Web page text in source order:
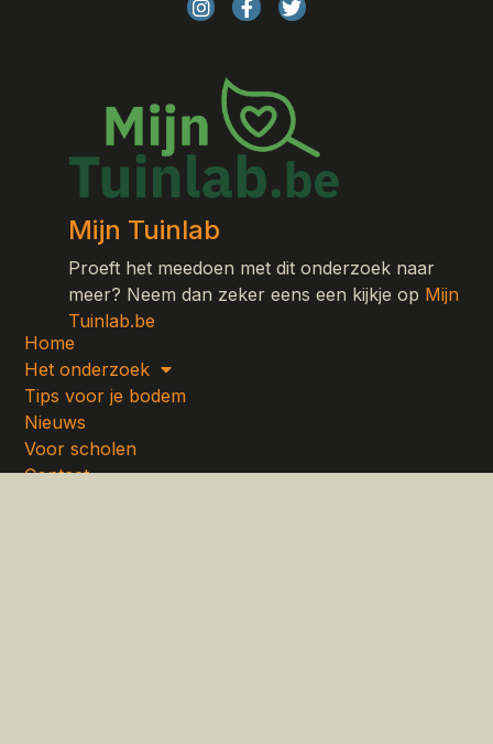
Home
Het onderzoek
Tips voor je bodem
Nieuws
Voor scholen
Contact
Mijn Tuinlab
Proeft het meedoen met dit onderzoek naar
meer? Neem dan zeker eens een kijkje op Mijn
Tuinlab.be